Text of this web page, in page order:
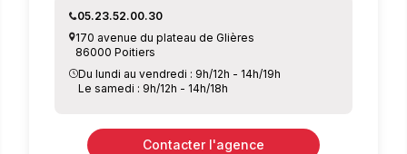
05.23.52.00.30
170 avenue du plateau de Glières
86000 Poitiers
Du lundi au vendredi : 9h/12h - 14h/19h
Le samedi : 9h/12h - 14h/18h
Contacter l'agence